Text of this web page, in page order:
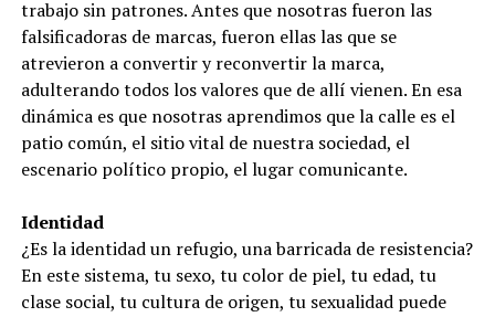
trabajo sin patrones. Antes que nosotras fueron las
falsificadoras de marcas, fueron ellas las que se
atrevieron a convertir y reconvertir la marca,
adulterando todos los valores que de allí vienen. En esa
dinámica es que nosotras aprendimos que la calle es el
patio común, el sitio vital de nuestra sociedad, el
escenario político propio, el lugar comunicante.
Identidad
¿Es la identidad un refugio, una barricada de resistencia?
En este sistema, tu sexo, tu color de piel, tu edad, tu
clase social, tu cultura de origen, tu sexualidad puede